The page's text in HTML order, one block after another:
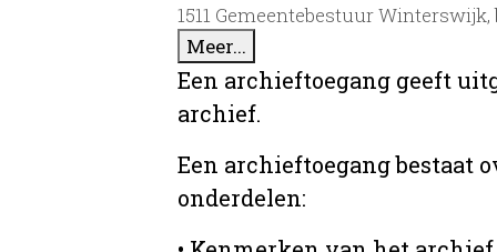
1511 Gemeentebestuur
Meer...
Een archieftoegang geeft
archief.
Een archieftoegang bestaat
onderdelen: